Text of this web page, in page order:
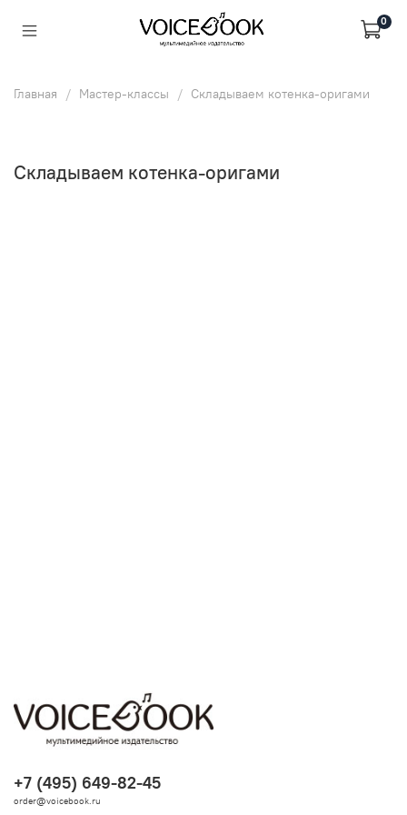
0
Главная Мастер-классы Складываем котенка-оригами
Складываем котенка-оригами
+7 (495) 649-82-45
order@voicebook.ru